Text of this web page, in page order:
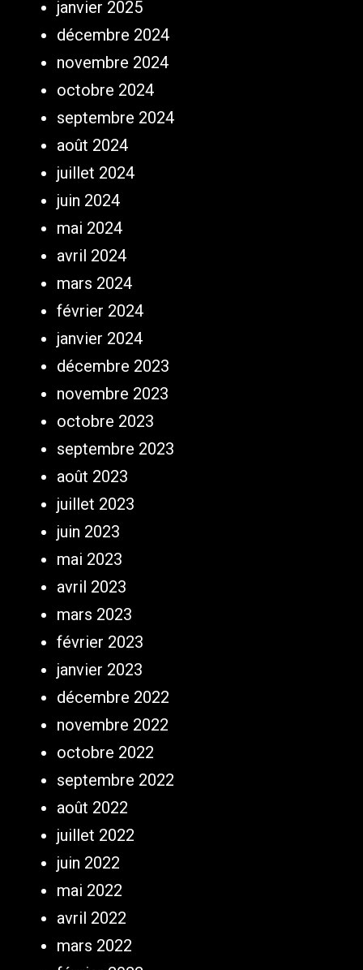
janvier 2025
décembre 2024
novembre 2024
octobre 2024
septembre 2024
août 2024
juillet 2024
juin 2024
mai 2024
avril 2024
mars 2024
février 2024
janvier 2024
décembre 2023
novembre 2023
octobre 2023
septembre 2023
août 2023
juillet 2023
juin 2023
mai 2023
avril 2023
mars 2023
février 2023
janvier 2023
décembre 2022
novembre 2022
octobre 2022
septembre 2022
août 2022
juillet 2022
juin 2022
mai 2022
avril 2022
mars 2022